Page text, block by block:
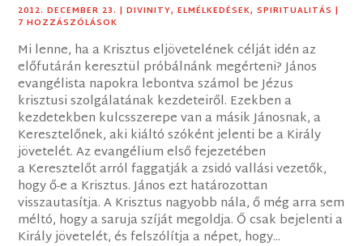
2012. DECEMBER 23. |DIVINITY,ELMÉLKEDÉSEK,SPIRITUALITÁS |
7 HOZZÁSZÓLÁSOK
Mi lenne, ha a Krisztus eljövetelének célját idén az
előfutárán keresztül próbálnánk megérteni? János
evangélista napokra lebontva számol be Jézus
krisztusi szolgálatának kezdeteiről. Ezekben a
kezdetekben kulcsszerepe van a másik Jánosnak, a
Keresztelőnek, aki kiáltó szóként jelenti be a Király
jövetelét. Az evangélium első fejezetében
a Keresztelőt arról faggatják a zsidó vallási vezetők,
hogy ő-e a Krisztus. János ezt határozottan
visszautasítja. A Krisztus nagyobb nála, ő még arra sem
méltó, hogy a saruja szíját megoldja. Ő csak bejelenti a
Király jövetelét, és felszólítja a népet, hogy...